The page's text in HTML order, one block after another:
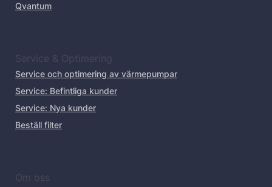
Qvantum
Service & Optimering
Service och optimering av värmepumpar
Service: Befintliga kunder
Service: Nya kunder
Beställ filter
Om oss